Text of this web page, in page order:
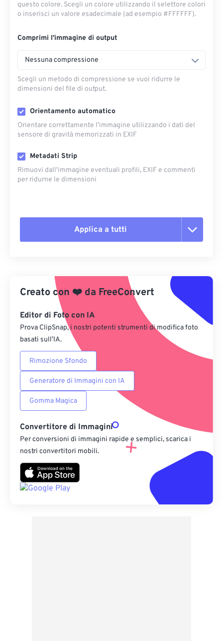
questo colore. Scegli un colore utilizzando il selettore colori
o inserisci un valore esadecimale (ad esempio #FFFFFF).
Comprimi l'immagine di output
Nessuna compressione
Scegli un metodo di compressione se vuoi ridurre le
dimensioni del file di output.
Orientamento automatico
Orientare correttamente l'immagine utilizzando i dati del
sensore di gravità memorizzati in EXIF
Metadati Strip
Rimuovi dall'immagine eventuali profili, EXIF ​​e commenti
per ridurne le dimensioni
Applica a tutti
Applica da preimpostazione
Salva come predefinito
Creato con ❤️ da FreeConvert
Editor di Foto con IA
Prova ClipSnap, i nostri potenti strumenti di modifica foto
basati sull’IA.
Rimozione Sfondo
Generatore di Immagini con IA
Gomma Magica
Convertitore di Immagini
Per conversioni di immagini rapide e semplici, scarica i
nostri convertitori mobili.